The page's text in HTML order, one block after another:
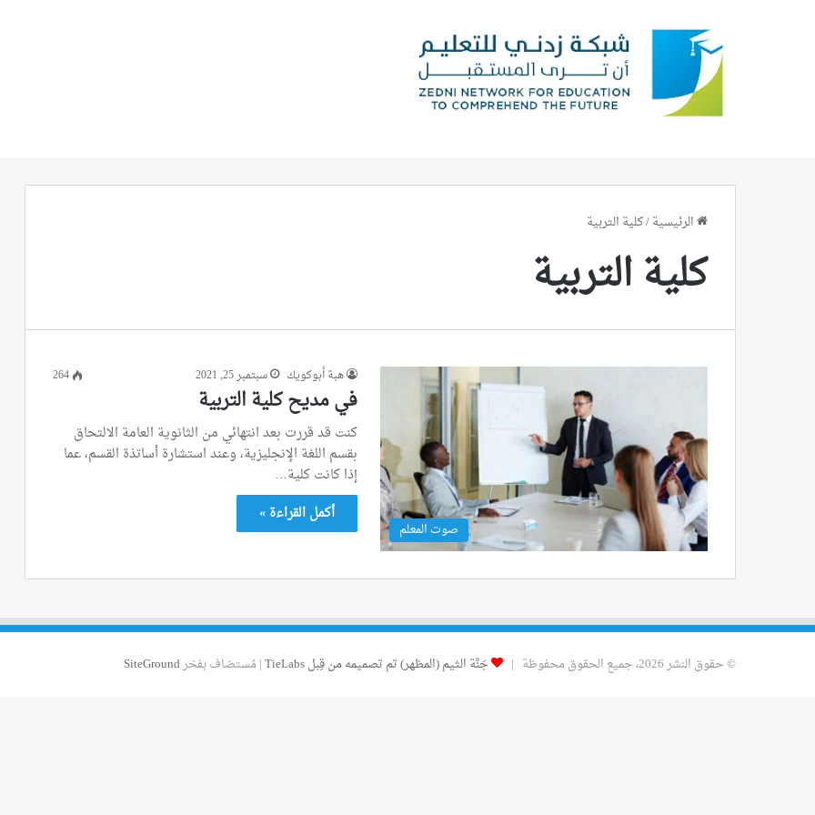
الرئيسية/كلية التربية
كلية التربية
صوت المعلم
هبة أبوكويك سبتمبر 25, 2021 264
في مديح كلية التربية
كنت قد قررت بعد انتهائي من الثانوية العامة الالتحاق
بقسم اللغة الإنجليزية، وعند استشارة أساتذة القسم، عما
إذا كانت كلية…
أكمل القراءة »
© حقوق النشر 2026، جميع الحقوق محفوظة | جَنَّة الثيم (المظهر) تم تصميمه من قِبل TieLabs | مُستضاف بفخرSiteGround